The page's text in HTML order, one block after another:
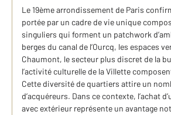
Le 19ème arrondissement de Paris
portée par un cadre de vie unique
singuliers qui forment un patchwork
berges du canal de l’Ourcq, les espaces
Chaumont, le secteur plus discret de la
l’activité culturelle de la Villette
Cette diversité de quartiers attire un
d’acquéreurs. Dans ce contexte, l’achat
avec extérieur représente un avantage